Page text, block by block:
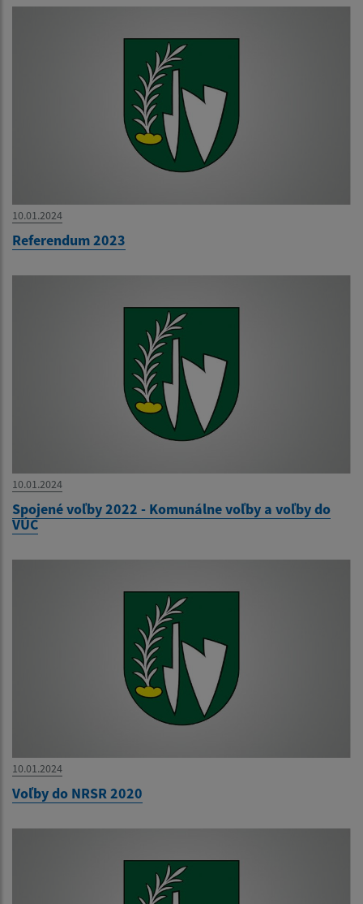
10.01.2024
Referendum 2023
10.01.2024
Spojené voľby 2022 - Komunálne voľby a voľby do
VÚC
10.01.2024
Voľby do NRSR 2020